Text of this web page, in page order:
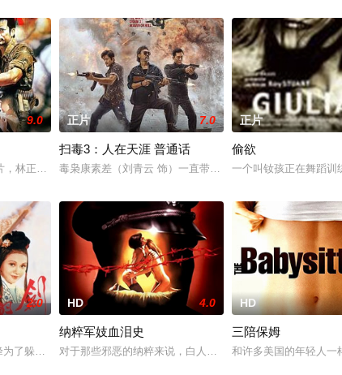
淡、薪水稀薄的工作，转而参加导盲犬训练师的培训。他所训练的导盲
9.0
，林正英、钱月笙主演。陈忠受美国秘密聘请捉拿泰籍毒枭，条件是保
正片 7.0
扫毒3：人在天涯 普通话
毒枭康素差（刘青云 饰）一直带着手下张建行（郭富城 饰
正片
偷欲
一个叫钕孩正在舞蹈
B. DeMille正在拍摄一部名为《十诫》的无声史
2.0
了躲避没完没了的挑战在有一天悄然出走，并负了慕容秋荻的婚约，
HD 4.0
纳粹军妓血泪史
对于那些邪恶的纳粹来说，白人种族似乎还不够优越。在一
HD
三陪保姆
和许多美国的年轻人一